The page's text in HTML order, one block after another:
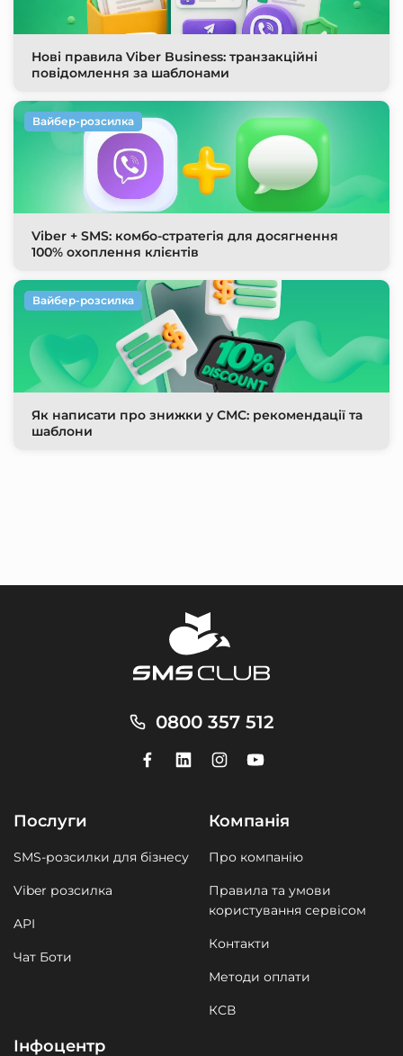
Нові правила Viber Business: транзакційні
повідомлення за шаблонами
Viber + SMS: комбо-стратегія для досягнення
100% охоплення клієнтів
Вайбер-розсилка
Як написати про знижки у СМС: рекомендації та
шаблони
Вайбер-розсилка
0800 357 512
Послуги
SMS-розсилки для бізнесу
Viber розсилка
API
Чат Боти
Компанія
Про компанію
Правила та умови
користування сервісом
Контакти
Методи оплати
КСВ
Інфоцентр